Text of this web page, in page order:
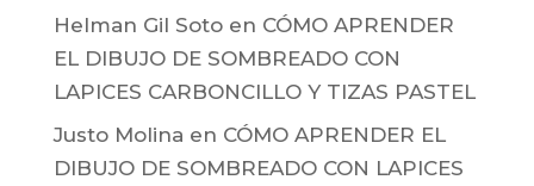
Helman Gil Sotoen CÓMO APRENDER
EL DIBUJO DE SOMBREADO CON
LAPICES CARBONCILLO Y TIZAS PASTEL
Justo Molina en CÓMO APRENDER EL
DIBUJO DE SOMBREADO CON LAPICES